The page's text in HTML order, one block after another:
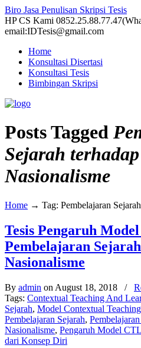
Biro Jasa Penulisan Skripsi Tesis
HP CS Kami
email:IDTesis@gmail.com
Home
Konsultasi Disertasi
Konsultasi Tesis
Bimbingan Skripsi
Posts Tagged
Sejarah
Nasionalisme
Home → Tag: Pembelajaran
Tesis Pengaruh
Pembelajaran
Nasionalisme
By admin on August 18, 2018 /
Tags: Contextual Teaching And
Sejarah, Model Contextual
Pembelajaran Sejarah,
Nasionalisme, Pengaruh Model CTL
dari Konsep Diri